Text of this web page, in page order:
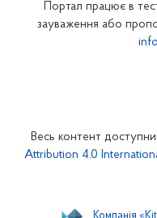
Закарпатське відділення
Запорізьке відділення
Кіровоградське
Портал працює в
зауваження або
Весь контент
Attribution 4.0